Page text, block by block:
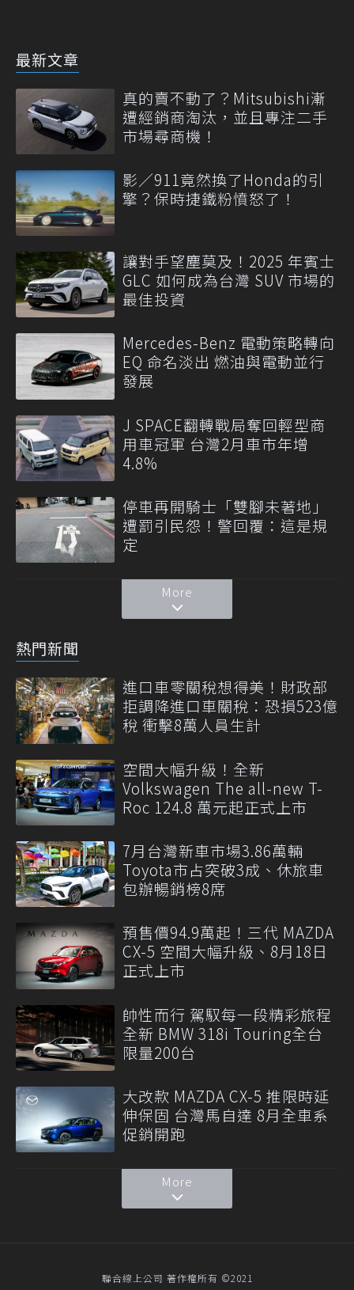
最新文章
真的賣不動了？Mitsubishi漸
遭經銷商淘汰，並且專注二手
市場尋商機！
影／911竟然換了Honda的引
擎？保時捷鐵粉憤怒了！
讓對手望塵莫及！2025 年賓士
GLC 如何成為台灣 SUV 市場的
最佳投資
Mercedes-Benz 電動策略轉向
EQ 命名淡出 燃油與電動並行
發展
J SPACE翻轉戰局奪回輕型商
用車冠軍 台灣2月車市年增
4.8%
停車再開騎士「雙腳未著地」
遭罰引民怨！警回覆：這是規
定
More
熱門新聞
進口車零關稅想得美！財政部
拒調降進口車關稅：恐損523億
稅 衝擊8萬人員生計
空間大幅升級！全新
Volkswagen The all-new T-
Roc 124.8 萬元起正式上市
7月台灣新車市場3.86萬輛
Toyota市占突破3成、休旅車
包辦暢銷榜8席
預售價94.9萬起！三代 MAZDA
CX-5 空間大幅升級、8月18日
正式上市
帥性而行 駕馭每一段精彩旅程
全新 BMW 318i Touring全台
限量200台
大改款 MAZDA CX-5 推限時延
伸保固 台灣馬自達 8月全車系
促銷開跑
More
聯合線上公司 著作權所有 ©2021